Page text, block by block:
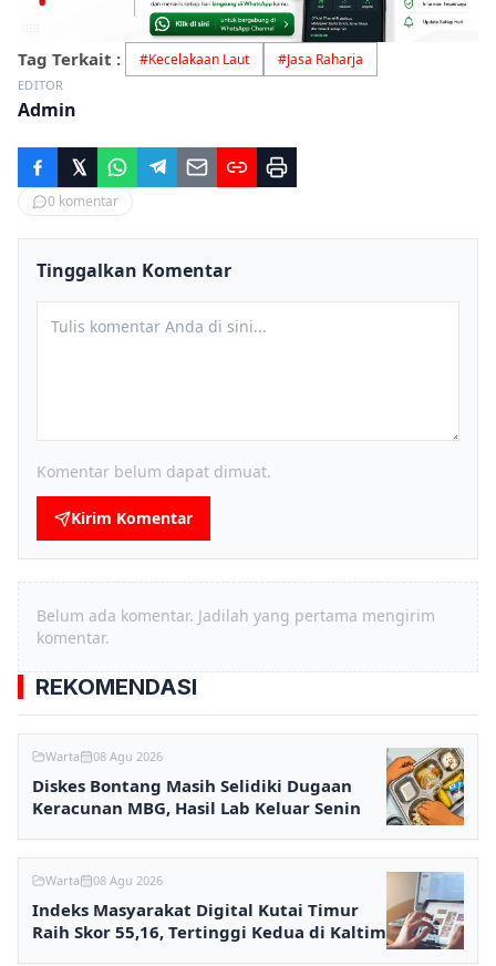
Tag Terkait : #Kecelakaan Laut #Jasa Raharja
EDITOR
Admin
0 komentar
Tinggalkan Komentar
Komentar belum dapat dimuat.
Kirim Komentar
Belum ada komentar. Jadilah yang pertama mengirim
komentar.
REKOMENDASI
Warta 08 Agu 2026
Diskes Bontang Masih Selidiki Dugaan
Keracunan MBG, Hasil Lab Keluar Senin
Warta 08 Agu 2026
Indeks Masyarakat Digital Kutai Timur
Raih Skor 55,16, Tertinggi Kedua di Kaltim